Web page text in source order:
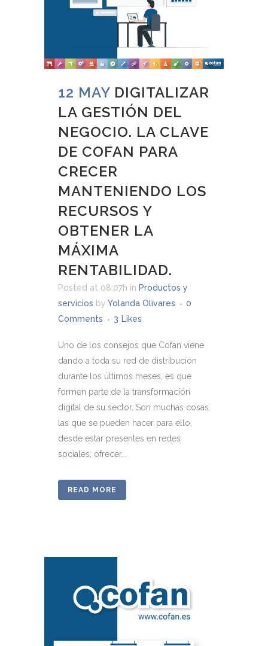
12 MAY DIGITALIZAR
LA GESTIÓN DEL
NEGOCIO. LA CLAVE
DE COFAN PARA
CRECER
MANTENIENDO LOS
RECURSOS Y
OBTENER LA
MÁXIMA
RENTABILIDAD.
Posted at 08:07h in Productos y
servicios by Yolanda Olivares
0
Comments
3 Likes
Uno de los consejos que Cofan viene
dando a toda su red de distribución
durante los últimos meses, es que
formen parte de la transformación
digital de su sector. Son muchas cosas
las que se pueden hacer para ello,
desde estar presentes en redes
sociales, ofrecer...
READ MORE